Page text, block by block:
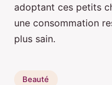
adoptant ces petits
une consommation
plus sain.
Beauté